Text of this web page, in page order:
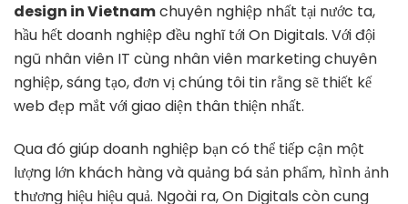
design in Vietnamchuyên nghiệp nhất tại nước ta,
hầu hết doanh nghiệp đều nghĩ tới On Digitals. Với đội
ngũ nhân viên IT cùng nhân viên marketing chuyên
nghiệp, sáng tạo, đơn vị chúng tôi tin rằng sẽ thiết kế
web đẹp mắt với giao diện thân thiện nhất.
Qua đó giúp doanh nghiệp bạn có thể tiếp cận một
lượng lớn khách hàng và quảng bá sản phẩm, hình ảnh
thương hiệu hiệu quả. Ngoài ra, On Digitals còn cung